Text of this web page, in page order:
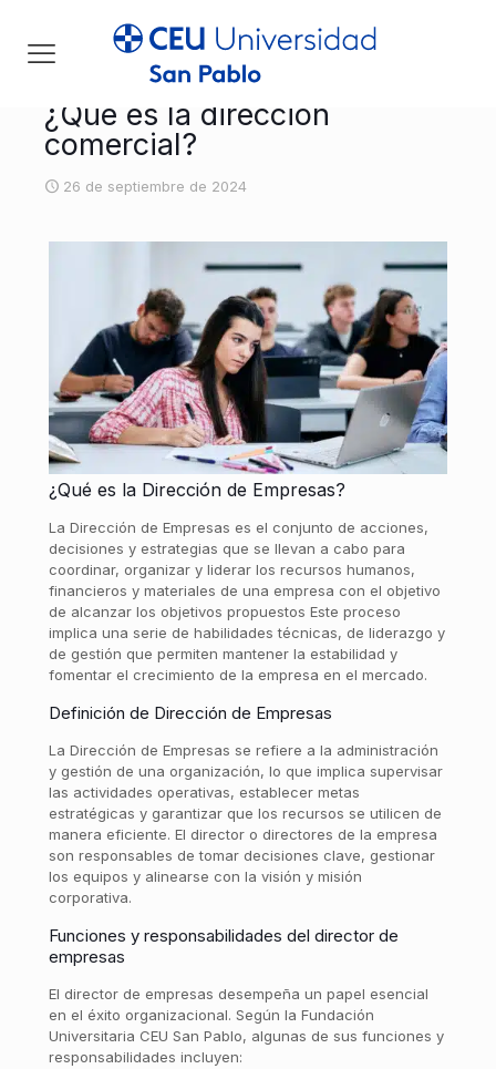
¿Qué es la dirección
comercial?
26 de septiembre de 2024
¿Qué es la Dirección de Empresas?
La Dirección de Empresas es el conjunto de acciones,
decisiones y estrategias que se llevan a cabo para
coordinar, organizar y liderar los recursos humanos,
financieros y materiales de una empresa con el objetivo
de alcanzar los objetivos propuestos Este proceso
implica una serie de habilidades técnicas, de liderazgo y
de gestión que permiten mantener la estabilidad y
fomentar el crecimiento de la empresa en el mercado.
Definición de Dirección de Empresas
La Dirección de Empresas se refiere a la administración
y gestión de una organización, lo que implica supervisar
las actividades operativas, establecer metas
estratégicas y garantizar que los recursos se utilicen de
manera eficiente. El director o directores de la empresa
son responsables de tomar decisiones clave, gestionar
los equipos y alinearse con la visión y misión
corporativa.
Funciones y responsabilidades del director de
empresas
El director de empresas desempeña un papel esencial
en el éxito organizacional. Según la Fundación
Universitaria CEU San Pablo, algunas de sus funciones y
responsabilidades incluyen: